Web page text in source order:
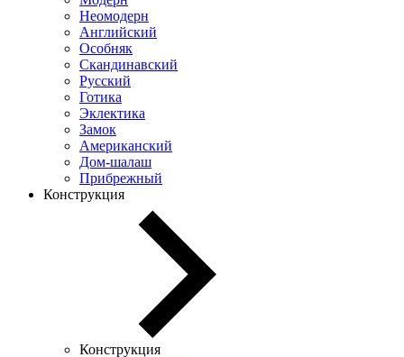
Неомодерн
Английский
Особняк
Скандинавский
Русский
Готика
Эклектика
Замок
Американский
Дом-шалаш
Прибрежный
Конструкция
Конструкция